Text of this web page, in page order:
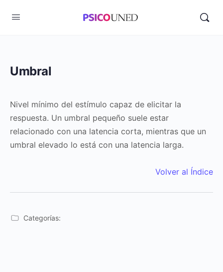
Umbral
Nivel mínimo del estímulo capaz de elicitar la
respuesta. Un umbral pequeño suele estar
relacionado con una latencia corta, mientras que un
umbral elevado lo está con una latencia larga.
Volver al Índice
Categorías: